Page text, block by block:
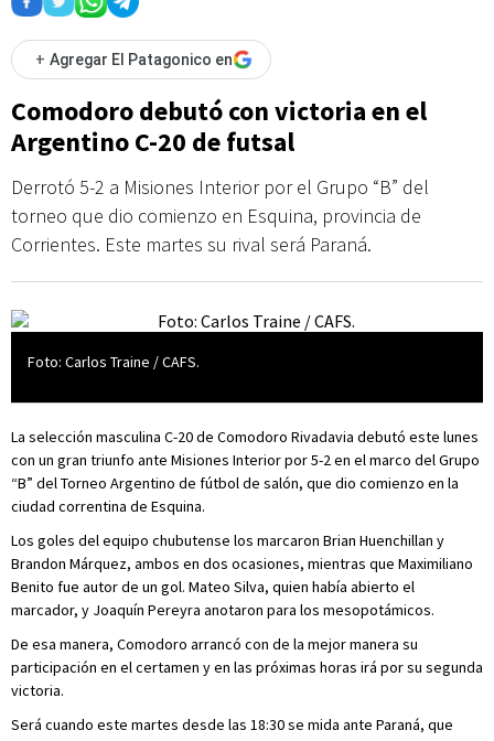
+ Agregar El Patagonico en
Comodoro debutó con victoria en el
Argentino C-20 de futsal
Derrotó 5-2 a Misiones Interior por el Grupo “B” del
torneo que dio comienzo en Esquina, provincia de
Corrientes. Este martes su rival será Paraná.
Foto: Carlos Traine / CAFS.
La selección masculina C-20 de Comodoro Rivadavia debutó este lunes
con un gran triunfo ante Misiones Interior por 5-2 en el marco del Grupo
“B” del Torneo Argentino de fútbol de salón, que dio comienzo en la
ciudad correntina de Esquina.
Los goles del equipo chubutense los marcaron Brian Huenchillan y
Brandon Márquez, ambos en dos ocasiones, mientras que Maximiliano
Benito fue autor de un gol. Mateo Silva, quien había abierto el
marcador, y Joaquín Pereyra anotaron para los mesopotámicos.
De esa manera, Comodoro arrancó con de la mejor manera su
participación en el certamen y en las próximas horas irá por su segunda
victoria.
Será cuando este martes desde las 18:30 se mida ante Paraná, que